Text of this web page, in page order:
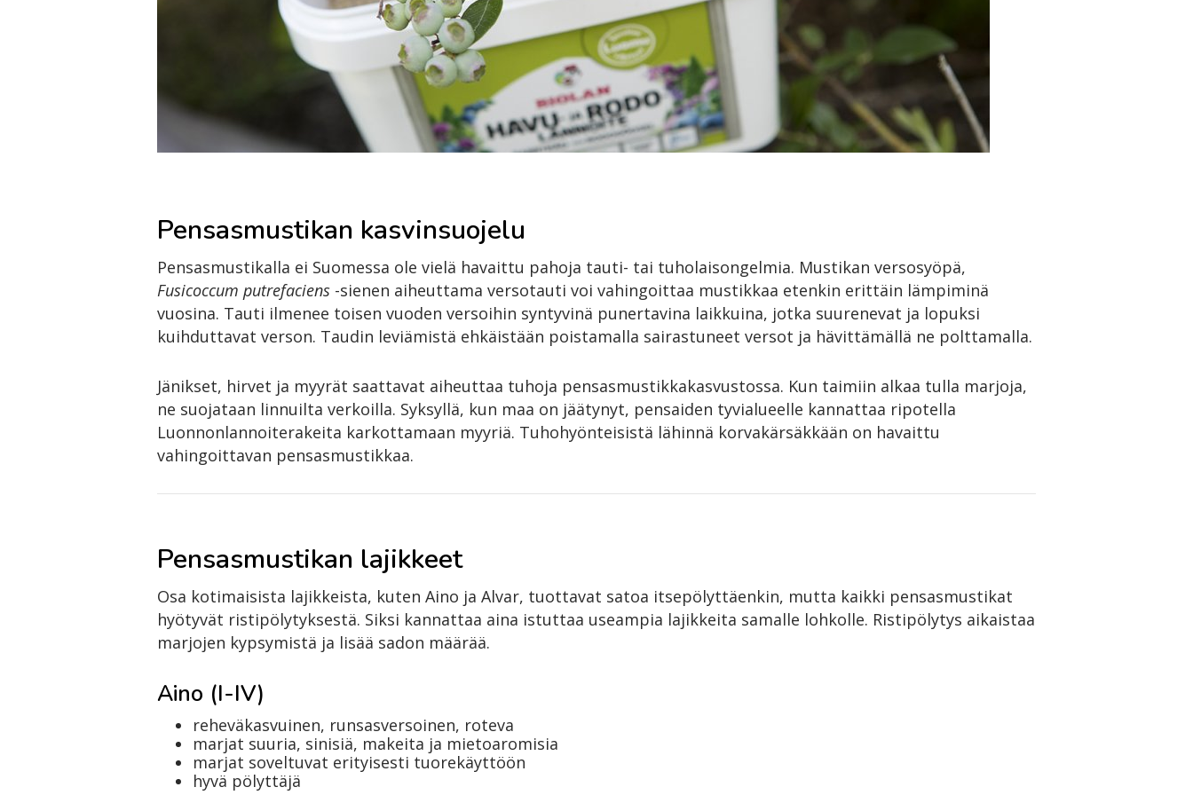
Pensasmustikan kasvinsuojelu
Pensasmustikalla ei Suomessa ole vielä havaittu pahoja tauti- tai tuholaisongelmia. Mustikan versosyöpä,
Fusicoccum putrefaciens -sienen aiheuttama versotauti voi vahingoittaa mustikkaa etenkin erittäin lämpiminä
vuosina. Tauti ilmenee toisen vuoden versoihin syntyvinä punertavina laikkuina, jotka suurenevat ja lopuksi
kuihduttavat verson. Taudin leviämistä ehkäistään poistamalla sairastuneet versot ja hävittämällä ne polttamalla.
Jänikset, hirvet ja myyrät saattavat aiheuttaa tuhoja pensasmustikkakasvustossa. Kun taimiin alkaa tulla marjoja,
ne suojataan linnuilta verkoilla. Syksyllä, kun maa on jäätynyt, pensaiden tyvialueelle kannattaa ripotella
Luonnonlannoiterakeita karkottamaan myyriä. Tuhohyönteisistä lähinnä korvakärsäkkään on havaittu
vahingoittavan pensasmustikkaa.
Pensasmustikan lajikkeet
Osa kotimaisista lajikkeista, kuten Aino ja Alvar, tuottavat satoa itsepölyttäenkin, mutta kaikki pensasmustikat
hyötyvät ristipölytyksestä. Siksi kannattaa aina istuttaa useampia lajikkeita samalle lohkolle. Ristipölytys aikaistaa
marjojen kypsymistä ja lisää sadon määrää.
Aino (I-IV)
reheväkasvuinen, runsasversoinen, roteva
marjat suuria, sinisiä, makeita ja mietoaromisia
marjat soveltuvat erityisesti tuorekäyttöön
hyvä pölyttäjä